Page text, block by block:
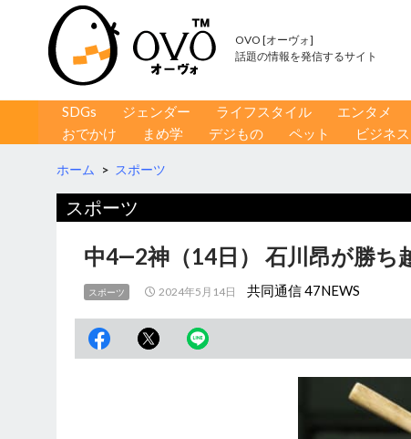
OVO [オーヴォ]
話題の情報を発信するサイト
コンテンツへ移動
SDGs ジェンダー ライフスタイル エンタメ
おでかけ
まめ学 デジもの ペット ビジネス
ホーム > スポーツ
スポーツ
中4―2神（14日） 石川昂が勝ち
スポーツ 2024年5月14日 共同通信 47NEWS